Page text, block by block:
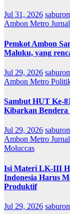
Jul 31, 2026
Ambon Metro
Pemkot Ambon
Maluku, yang
Jul 29, 2026
Ambon Metro
Sambut HUT Ke-
Kibarkan Bendera
Jul 29, 2026
Ambon Metro
Moluccas
Isi Materi LK-III
Indonesia Harus
Produktif
Jul 29, 2026